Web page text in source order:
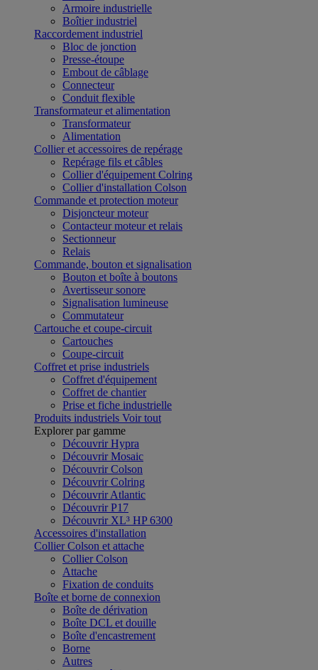
Armoire industrielle
Boîtier industriel
Raccordement industriel
Bloc de jonction
Presse-étoupe
Embout de câblage
Connecteur
Conduit flexible
Transformateur et alimentation
Transformateur
Alimentation
Collier et accessoires de repérage
Repérage fils et câbles
Collier d'équipement Colring
Collier d'installation Colson
Commande et protection moteur
Disjoncteur moteur
Contacteur moteur et relais
Sectionneur
Relais
Commande, bouton et signalisation
Bouton et boîte à boutons
Avertisseur sonore
Signalisation lumineuse
Commutateur
Cartouche et coupe-circuit
Cartouches
Coupe-circuit
Coffret et prise industriels
Coffret d'équipement
Coffret de chantier
Prise et fiche industrielle
Produits industriels Voir tout
Explorer par gamme
Découvrir Hypra
Découvrir Mosaic
Découvrir Colson
Découvrir Colring
Découvrir Atlantic
Découvrir P17
Découvrir XL³ HP 6300
Accessoires d'installation
Collier Colson et attache
Collier Colson
Attache
Fixation de conduits
Boîte et borne de connexion
Boîte de dérivation
Boîte DCL et douille
Boîte d'encastrement
Borne
Autres